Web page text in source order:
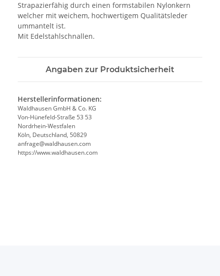
Strapazierfähig durch einen formstabilen Nylonkern
welcher mit weichem, hochwertigem Qualitätsleder
ummantelt ist.
Mit Edelstahlschnallen.
Angaben zur Produktsicherheit
Herstellerinformationen:
Waldhausen GmbH & Co. KG
Von-Hünefeld-Straße 53 53
Nordrhein-Westfalen
Köln, Deutschland, 50829
anfrage@waldhausen.com
https://www.waldhausen.com